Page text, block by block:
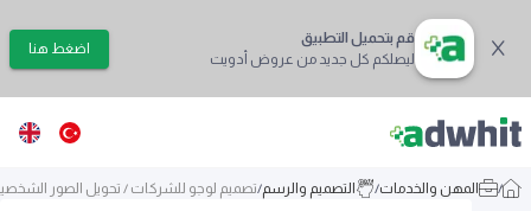
قم بتحميل التطبيق
ليصلكم كل جديد من عروض أدويت
اضغط هنا
/ المهن والخدمات/ التصميم والرسم/تصميم لوجو للشركات / تحويل الصور